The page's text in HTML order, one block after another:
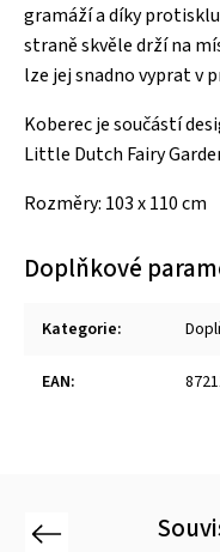
gramáží a díky
straně skvěle drží na
lze jej snadno vyprat v
Koberec je součástí
Little Dutch Fairy
Rozměry: 103 x 110 cm
Doplňkové
Kategorie:
EAN:
Previous